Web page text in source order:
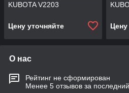
KUBOTA V2203
Цену уточняйте Цену
О нас
Рейтинг не сформирован
Менее 5 отзывов за